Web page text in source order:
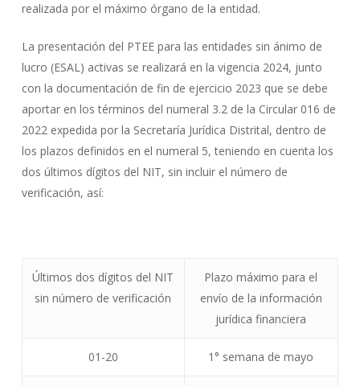
realizada por el máximo órgano de la entidad.
La presentación del PTEE para las entidades sin ánimo de
lucro (ESAL) activas se realizará en la vigencia 2024, junto
con la documentación de fin de ejercicio 2023 que se debe
aportar en los términos del numeral 3.2 de la Circular 016 de
2022 expedida por la Secretaría Jurídica Distrital, dentro de
los plazos definidos en el numeral 5, teniendo en cuenta los
dos últimos dígitos del NIT, sin incluir el número de
verificación, así:
Últimos dos dígitos del NIT
sin número de verificación
Plazo máximo para el
envío de la información
jurídica financiera
01-20 1° semana de mayo